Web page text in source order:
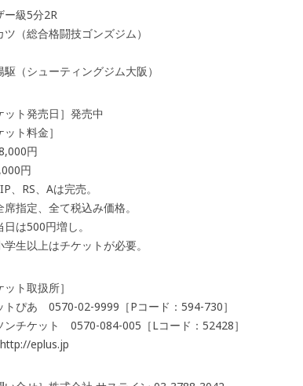
ー級5分2R
ツ（総合格闘技ゴンズジム）
駆（シューティングジム大阪）
ット発売日］発売中
ット料金］
円
円
RS、Aは完売。
指定、全て税込み価格。
は500円増し。
生以上はチケットが必要。
ット取扱所］
トぴあ 0570-02-9999［Pコード：594-730］
ンチケット 0570-084-005［Lコード：52428］
eplus.jp